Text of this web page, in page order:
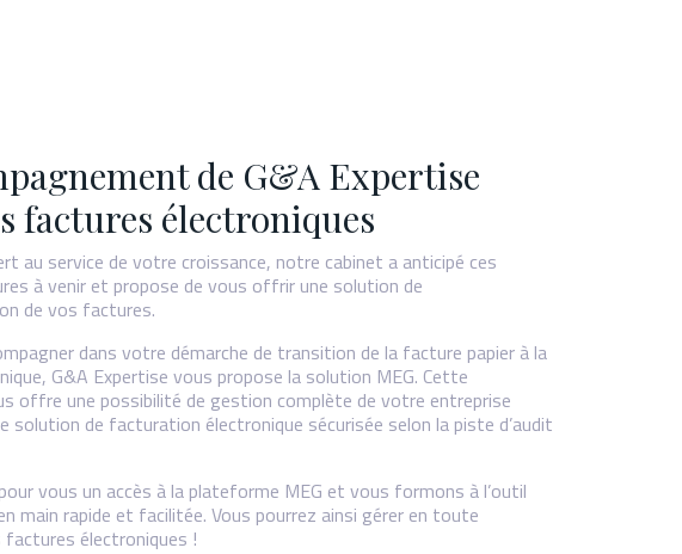
de G&A Expertise
factures électroniques
au service de votre croissance, notre cabinet a anticipé ces
à venir et propose de vous offrir une solution de
de vos factures.
dans votre démarche de transition de la facture papier à la
G&A Expertise vous propose la solution MEG. Cette
offre une possibilité de gestion complète de votre entreprise
solution de facturation électronique sécurisée selon la piste d’audit
vous un accès à la plateforme MEG et vous formons à l’outil
main rapide et facilitée. Vous pourrez ainsi gérer en toute
électroniques !